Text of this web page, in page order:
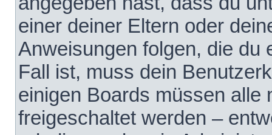
einer deiner Eltern oder
Anweisungen folgen, die du
Fall ist, muss dein
einigen Boards müssen alle
freigeschaltet werden –